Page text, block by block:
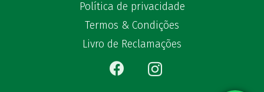
Política de privacidade
Termos & Condições
Livro de Reclamações